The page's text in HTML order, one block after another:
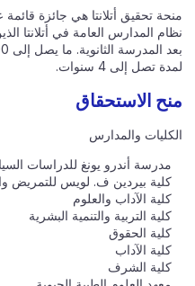
منحة تحقيق أتلانتا هي جائزة
نظام المدارس العامة في أتلانتا
لمدة تصل إلى 4 سنوات.
منح الاستحقاق
الكليات والمدارس
مدرسة أندرو يونغ للدراسات
كلية بيردين ف. لويس للتمريض
كلية الآداب والعلوم
كلية التربية والتنمية البشرية
كلية الحقوق
كلية الآداب
كلية الشرف